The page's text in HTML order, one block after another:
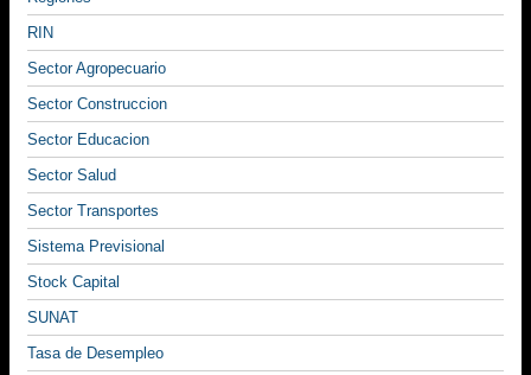
RIN
Sector Agropecuario
Sector Construccion
Sector Educacion
Sector Salud
Sector Transportes
Sistema Previsional
Stock Capital
SUNAT
Tasa de Desempleo